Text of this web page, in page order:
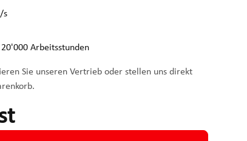
s
Arbeitsstunden
Sie unseren Vertrieb oder stellen uns direkt